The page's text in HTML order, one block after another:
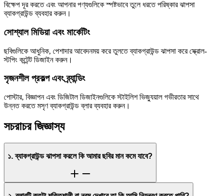
বিক্ষেপ দূর করতে এবং আপনার পণ্যগুলিকে স্পষ্টভাবে তুলে ধরতে পরিষ্কার ঝাপসা
ব্যাকগ্রাউন্ড ব্যবহার করুন।
সোশ্যাল মিডিয়া এবং মার্কেটিং
ছবিগুলিকে আধুনিক, পেশাদার আবেদনময় করে তুলতে ব্যাকগ্রাউন্ড ঝাপসা করে স্ক্রোল-
স্টপিং কন্টেন্ট ডিজাইন করুন।
সৃজনশীল প্রকল্প এবং ব্র্যান্ডিং
পোস্টার, বিজ্ঞাপন এবং ডিজিটাল ডিজাইনগুলিকে স্টাইলিশ ভিজ্যুয়াল গভীরতার সাথে
উন্নত করতে মসৃণ ব্যাকগ্রাউন্ড ব্লার ব্যবহার করুন।
সচরাচর জিজ্ঞাস্য
১. ব্যাকগ্রাউন্ড ঝাপসা করলে কি আমার ছবির মান কমে যাবে?